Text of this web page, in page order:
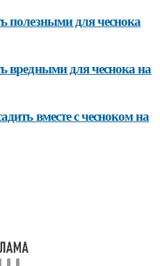
полезными для чеснока
вредными для чеснока на
вместе с чесноком на